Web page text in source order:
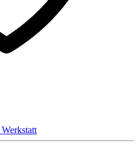
Werkstatt